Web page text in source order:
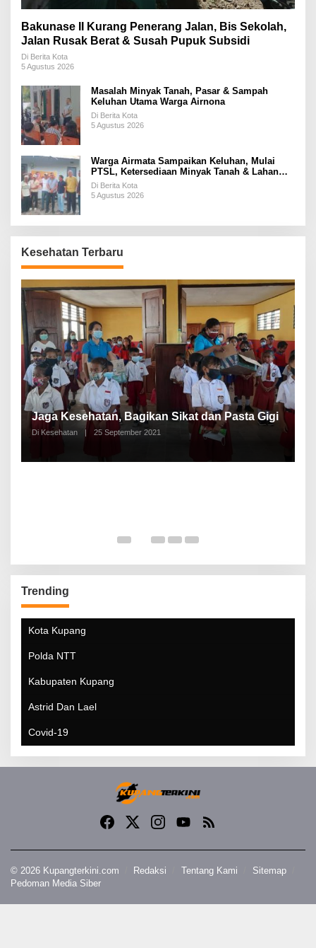
Bakunase II Kurang Penerang Jalan, Bis Sekolah,
Jalan Rusak Berat & Susah Pupuk Subsidi
Di Berita Kota
5 Agustus 2026
Masalah Minyak Tanah, Pasar & Sampah
Keluhan Utama Warga Airnona
Di Berita Kota
5 Agustus 2026
Warga Airmata Sampaikan Keluhan, Mulai
PTSL, Ketersediaan Minyak Tanah & Lahan
Pemakaman
Di Berita Kota
5 Agustus 2026
Kesehatan Terbaru
Jaga Kesehatan, Bagikan Sikat dan Pasta Gigi
Di Kesehatan 25 September 2021
Trending
Kota Kupang
Polda NTT
Kabupaten Kupang
Astrid Dan Lael
Covid-19
© 2026 Kupangterkini.com Redaksi Tentang Kami
Sitemap
Pedoman Media Siber